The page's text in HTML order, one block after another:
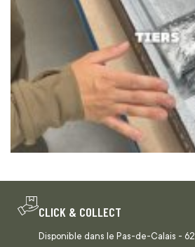
CLICK & COLLECT
Disponible dans le Pas-de-Calais - 62